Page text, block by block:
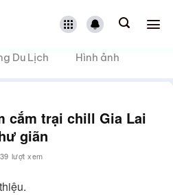
Du Lịch Hình ảnh
cắm trại chill Gia Lai
giãn
lượt xem